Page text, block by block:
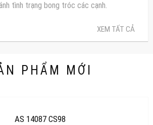
tình trạng bong tróc các cạnh.
XEM TẤT CẢ
PHẨM MỚI
AS 14087 CS98